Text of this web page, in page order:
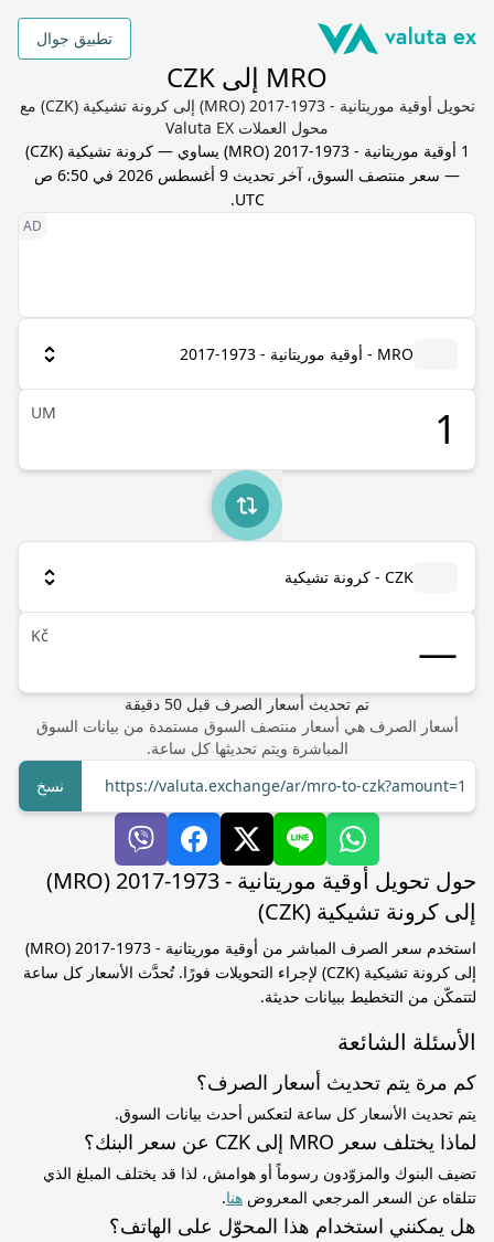
تطبيق جوال
MRO إلى CZK
تحويل أوقية موريتانية - 1973-2017 (MRO) إلى كرونة تشيكية (CZK) مع
محول العملات Valuta EX
1 أوقية موريتانية - 1973-2017 (
MRO) يساوي— كرونة تشيكية (
CZK
)
— سعر منتصف السوق، آخر تحديث
9 أغسطس 2026 في 6:50 ص
UTC
.
MRO - أوقية موريتانية - 1973-2017
UM
CZK - كرونة تشيكية
Kč
تم تحديث أسعار الصرف قبل 50 دقيقة
أسعار الصرف هي أسعار منتصف السوق مستمدة من بيانات السوق
المباشرة ويتم تحديثها كل ساعة.
https://valuta.exchange/ar/mro-to-czk?amount=1
نسخ
حول تحويل أوقية موريتانية - 1973-2017 (MRO)
إلى كرونة تشيكية (CZK)
استخدم سعر الصرف المباشر من أوقية موريتانية - 1973-2017 (MRO)
إلى كرونة تشيكية (CZK) لإجراء التحويلات فورًا. تُحدَّث الأسعار كل ساعة
لتتمكّن من التخطيط ببيانات حديثة.
الأسئلة الشائعة
كم مرة يتم تحديث أسعار الصرف؟
يتم تحديث الأسعار كل ساعة لتعكس أحدث بيانات السوق.
لماذا يختلف سعر MRO إلى CZK عن سعر البنك؟
تضيف البنوك والمزوّدون رسوماً أو هوامش، لذا قد يختلف المبلغ الذي
تتلقاه عن السعر المرجعي المعروض هنا.
هل يمكنني استخدام هذا المحوّل على الهاتف؟